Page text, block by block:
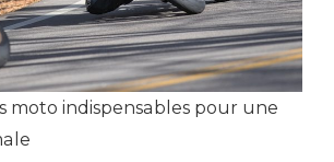
moto indispensables pour une